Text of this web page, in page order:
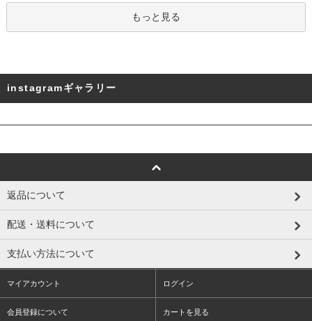
もっと見る
instagramギャラリー
返品について
配送・送料について
支払い方法について
マイアカウント ログイン
会員登録について カートを見る